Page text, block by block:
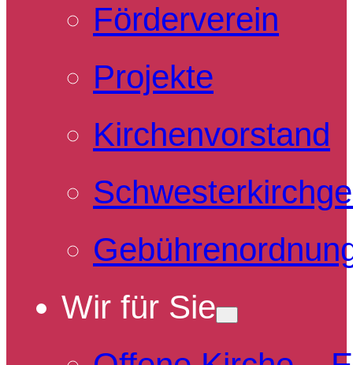
Förderverein
Projekte
Kirchenvorstand
Wir für Sie